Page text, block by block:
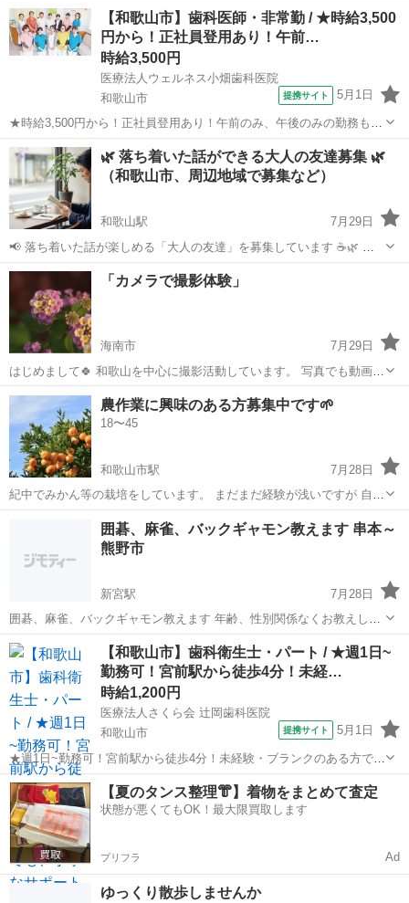
も行けたらなと思ってます🫶✨
和歌山 和歌山市 和歌山駅 カラオケ
【和歌山市】歯科医師・非常勤 / ★時給3,500
円から！正社員登用あり！午前…
時給3,500円
医療法人ウェルネス小畑歯科医院
和歌山市
提携サイト 5月1日
★時給3,500円から！正社員登用あり！午前のみ、午後のみの勤務も可
能なのでライフスタイルに合わせて働ける歯科医院です★ 時給：
3,500円~5,000円 アクセス：南海本線 紀ノ川 徒歩7分;加太線 紀ノ川
徒歩7分...
和歌山 和歌山市 その他
🌿 落ち着いた話ができる大人の友達募集 🌿
（和歌山市、周辺地域で募集など）
和歌山駅
7月29日
📢 落ち着いた話が楽しめる「大人の友達」を募集しています ☕🌿 こ
んにちは😊 和歌山市在住の、落ち着いた年代の社会人男性です。（個
り、景色を眺め...
和歌山 和歌山市 和歌山駅 その他
「カメラで撮影体験」
海南市
7月29日
はじめまして🍀 和歌山を中心に撮影活動しています。 写真でも動画で
も♪ 和歌山〜御坊近辺の景色で撮影してみませんかー？
和歌山 海南市 友達 景色
農作業に興味のある方募集中です🌱
18〜45
和歌山市駅
7月28日
紀中でみかん等の栽培をしています。 まだまだ経験が浅いですが 自然
趣味を共有できる仲間を募集しています。 農作業に興味があって心身
が健康な方 男女問いませんのでお気軽にご連絡ください。 当方和歌山
市在住で有田へ通い、...
和歌山市 和歌山市駅 その他
囲碁、麻雀、バックギャモン教えます 串本～
熊野市
新宮駅
7月28日
囲碁、麻雀、バックギャモン教えます 年齢、性別関係なくお教えしま
す 平日昼間、土日空いております
和歌山 東牟婁郡 新宮駅 ゲーム/アプリ バックギャモン
【和歌山市】歯科衛生士・パート / ★週1日~
勤務可！宮前駅から徒歩4分！未経…
時給1,200円
医療法人さくら会 辻岡歯科医院
和歌山市
提携サイト 5月1日
★週1日~勤務可！宮前駅から徒歩4分！未経験・ブランクのある方で
も、丁寧なサポートで安心してお仕事スタートできます★ 時給：
1,200円~ アクセス：紀勢本線[新宮~和歌山](きのくに線) 宮前 徒歩4分
オススメコ...
和歌山 和歌山市 歯科衛生士
【夏のタンス整理👘】着物をまとめて査定
状態が悪くてもOK！最大限買取します
プリフラ Ad
ゆっくり散歩しませんか